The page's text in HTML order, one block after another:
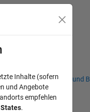
Studierende und
Inhalte (sofern
und Angebote
empfehlen
.